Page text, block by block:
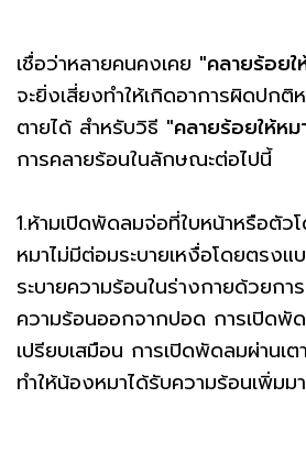
เชื่อว่าหลายคนคงเคย "คลายร้อยใ
จะยิ่งเสี่ยงทำให้เกิดอาการผิดปกติ
ตายได้ สำหรับวิธี "คลายร้อยให้หม
การคลายร้อนในลักษณะต่อไปนี้
1.ห้ามเปิดพัดลมจ่อที่ใบหน้าหรือตัว
หมาไม่มีต่อมระบายเหงื่อโดยตรง
ระบายความร้อนในร่างกายด้วยกา
ความร้อนออกจากปอด การเปิดพั
เปรียบเสมือน การเปิดพัดลมผ่านเ
ทำให้น้องหมาได้รับความร้อนเพิ่มม